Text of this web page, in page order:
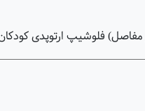
فلوشیپ ارتوپدی